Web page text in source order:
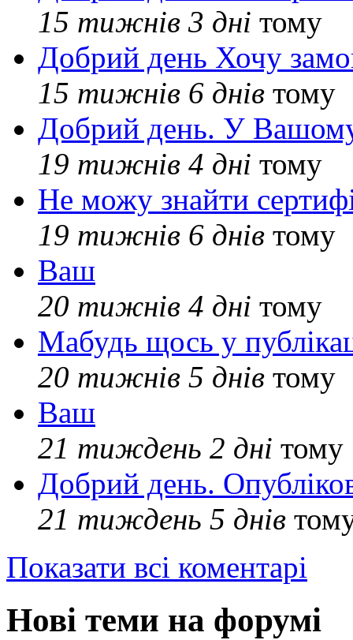
15 тижнів 3 дні тому
Добрий день Хочу
15 тижнів 6 днів тому
Добрий день. У Вашому
19 тижнів 4 дні тому
Не можу знайти
19 тижнів 6 днів тому
Ваш
20 тижнів 4 дні тому
Мабудь щось у
20 тижнів 5 днів тому
Ваш
21 тиждень 2 дні тому
Добрий день.
21 тиждень 5 днів
Показати всі коментарі
Нові теми на форумі